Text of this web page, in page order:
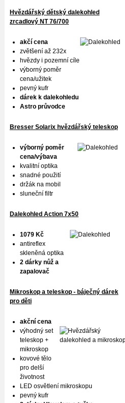
Hvězdářský dětský dalekohled
zrcadlový NT 76/700
akčí cena
zvětšení až 232x
hvězdy i pozemní cíle
výborný poměr
cena/užitek
pevný kufr
dárek k dalekohledu
Astro průvodce
Bresser Solarix hvězdářský teleskop
výborný poměr
cena/výbava
kvalitní optika
snadné použití
držák na mobil
sluneční filtr
Dalekohled Action 7x50
1079 Kč
antireflex
skleněná optika
2 dárky nůž a
zapalovač
Mikroskop a teleskop - báječný dárek
pro děti
akční cena
výhodný set
teleskop +
mikroskop
kovové tělo
pro delší
životnost
LED osvětlení mikroskopu
pevný kufr